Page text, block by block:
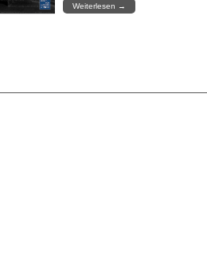
Weiterlesen →